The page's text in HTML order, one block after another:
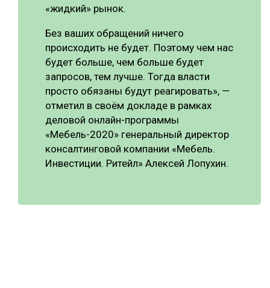
«жидкий» рынок.
Без ваших обращений ничего
происходить не будет. Поэтому чем нас
будет больше, чем больше будет
запросов, тем лучше. Тогда власти
просто обязаны будут реагировать», ―
отметил в своём докладе в рамках
деловой онлайн-программы
«Мебель-2020» генеральный директор
консалтинговой компании «Мебель.
Инвестиции. Ритейл» Алексей Лопухин.